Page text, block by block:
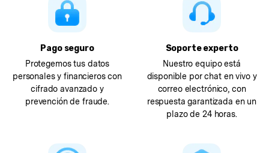
Pago seguro
Protegemos tus datos
personales y financieros con
cifrado avanzado y
prevención de fraude.
Soporte experto
Nuestro equipo está
disponible por chat en vivo y
correo electrónico, con
respuesta garantizada en un
plazo de 24 horas.